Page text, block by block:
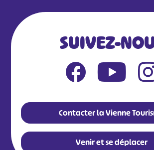
SUIVEZ-
Contacter la Vienne
Venir et se déplacer